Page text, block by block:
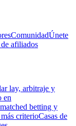
ComunidadÚnete
afiliados
lay, arbitraje y
en
betting y
criterioCasas de